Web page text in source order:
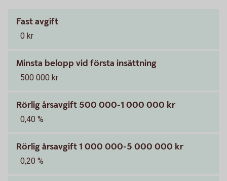
Fast avgift
0 kr
Minsta belopp vid första insättning
500 000 kr
Rörlig årsavgift 500 000-1 000 000 kr
0,40 %
Rörlig årsavgift 1 000 000-5 000 000 kr
0,20 %